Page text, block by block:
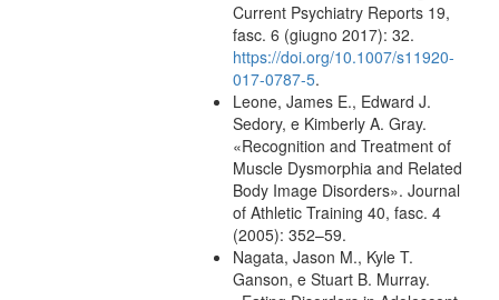
Current Psychiatry Reports 19,
fasc. 6 (giugno 2017): 32.
https://doi.org/10.1007/s11920-
017-0787-5.
Leone, James E., Edward J.
Sedory, e Kimberly A. Gray.
«Recognition and Treatment of
Muscle Dysmorphia and Related
Body Image Disorders». Journal
of Athletic Training 40, fasc. 4
(2005): 352–59.
Nagata, Jason M., Kyle T.
Ganson, e Stuart B. Murray.